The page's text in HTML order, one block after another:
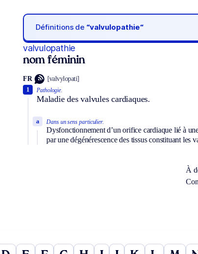
Définitions de “valvulopathie“
valvulopathie
nom féminin
FR [valvylopati]
Pathologie.
Maladie des valvules cardiaques.
1
Dans un sens particulier.
Dysfonctionnement d’un orifice cardiaque lié à
par une dégénérescence des tissus constituant les
a
À